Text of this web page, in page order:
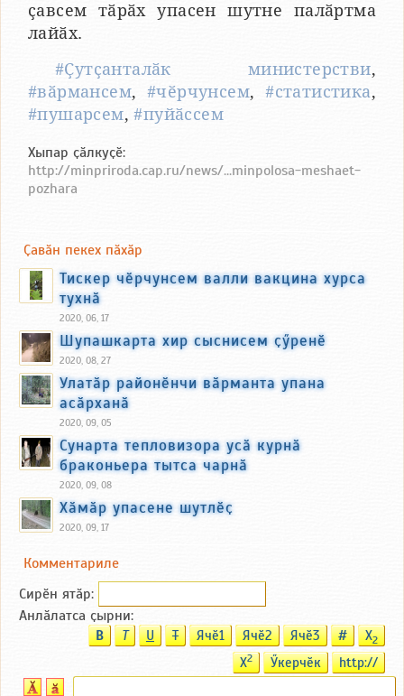
ҫавсем тӑрӑх упасен шутне палӑртма
лайӑх.
#Ҫутҫанталӑк министерстви,
#вӑрмансем,#чӗрчунсем,#статистика,
#пушарсем,#пуйӑссем
Хыпар ҫӑлкуҫӗ:
http://minpriroda.cap.ru/news/...minpolosa-meshaet-
pozhara
Ҫавӑн пекех пӑхӑр
Тискер чӗрчунсем валли вакцина хурса
тухнӑ
2020, 06, 17
Шупашкарта хир сыснисем ҫӳренӗ
2020, 08, 27
Улатӑр районӗнчи вӑрманта упана
асӑрханӑ
2020, 09, 05
Сунарта тепловизора усӑ курнӑ
браконьера тытса чарнӑ
2020, 09, 08
Хӑмӑр упасене шутлӗҫ
2020, 09, 17
Комментариле
Сирӗн ятӑp:
Анлӑлатса ҫырни:
B T U T Ячӗ1 Ячӗ2 Ячӗ3 # X2
X2 Ӳкерчӗк http://